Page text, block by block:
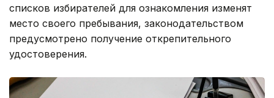
списков избирателей для ознакомления изменят
место своего пребывания, законодательством
предусмотрено получение открепительного
удостоверения.